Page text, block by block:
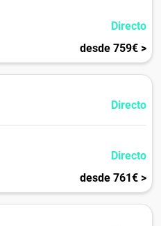
Directo
desde 759€ >
Directo
Directo
desde 761€ >